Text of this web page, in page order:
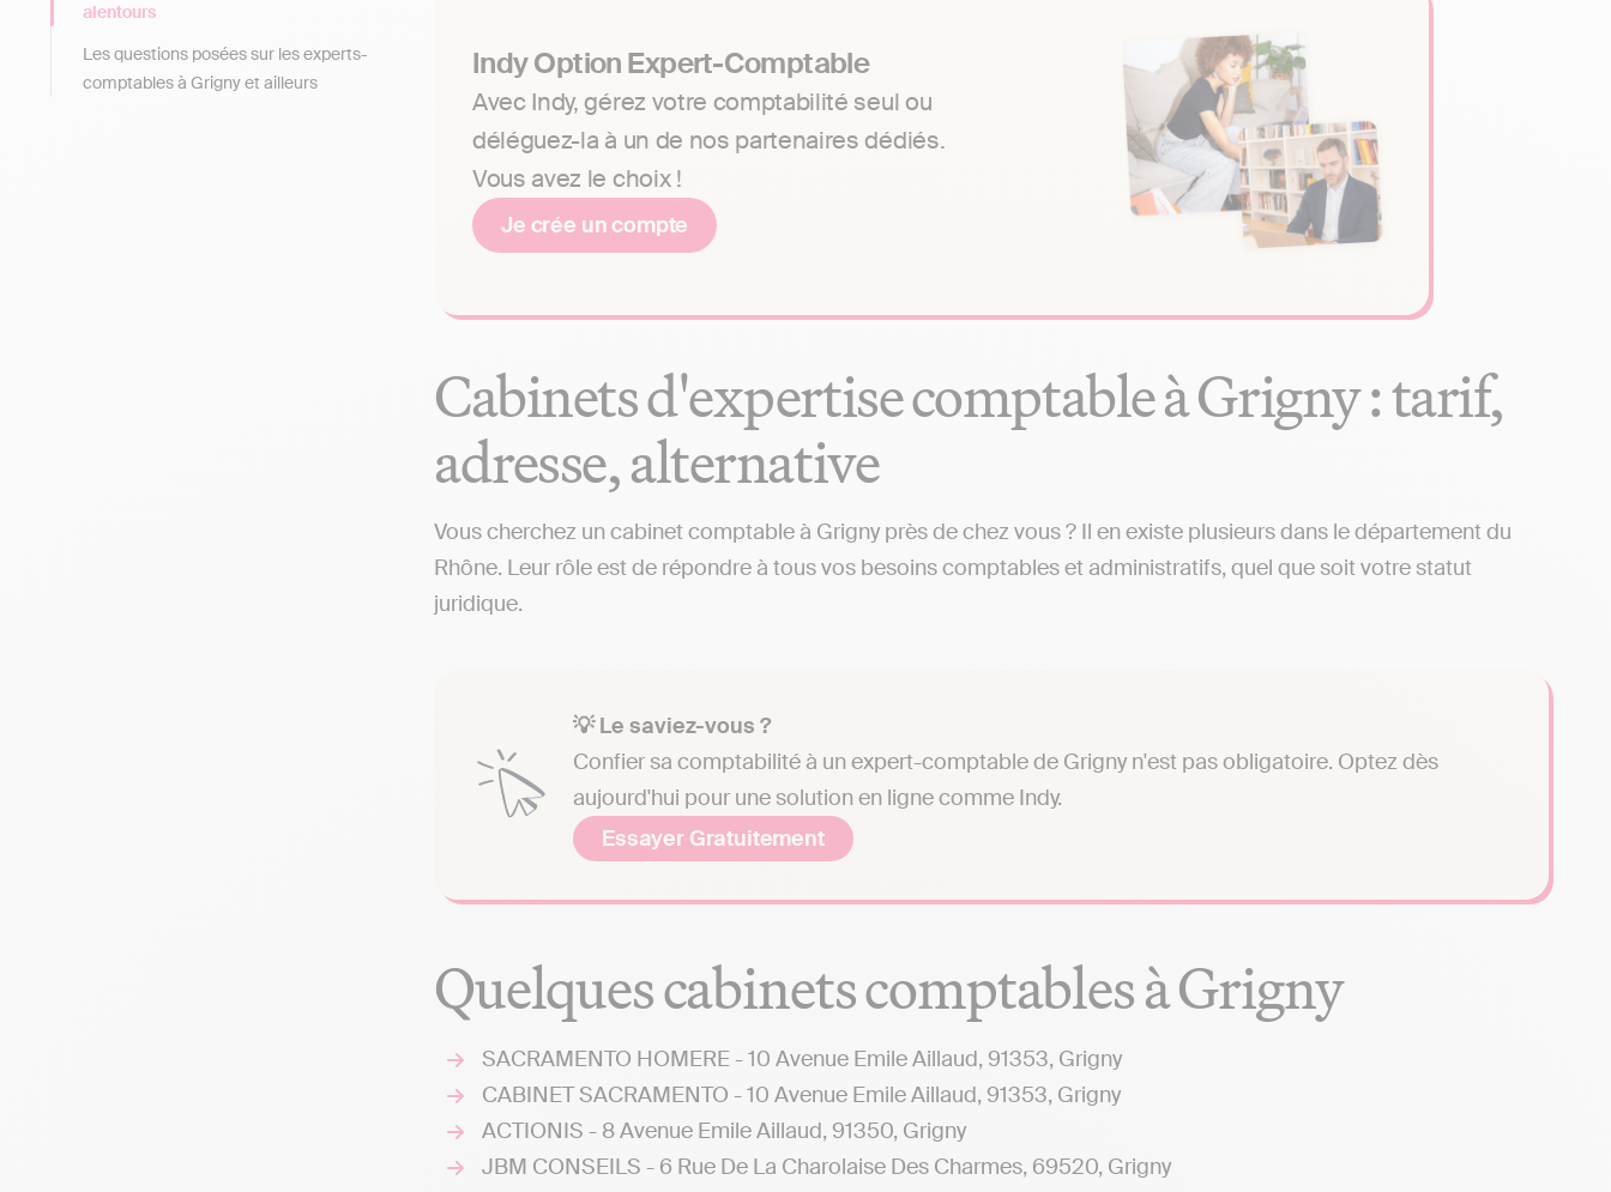
Indy Option Expert-Comptable
Avec Indy, gérez votre comptabilité seul ou
déléguez-la à un de nos partenaires dédiés.
Vous avez le choix !
Je crée un compte
Cabinets d'expertise comptable à Grigny : tarif,
adresse, alternative
Vous cherchez un cabinet comptable à Grigny près de chez vous ? Il en existe plusieurs dans le département du
Rhône. Leur rôle est de répondre à tous vos besoins comptables et administratifs, quel que soit votre statut
juridique.
💡 Le saviez-vous ?
Confier sa comptabilité à un expert-comptable de Grigny n'est pas obligatoire. Optez dès
aujourd'hui pour une solution en ligne comme Indy.
Essayer Gratuitement
Quelques cabinets comptables à Grigny
SACRAMENTO HOMERE - 10 Avenue Emile Aillaud, 91353, Grigny
CABINET SACRAMENTO - 10 Avenue Emile Aillaud, 91353, Grigny
ACTIONIS - 8 Avenue Emile Aillaud, 91350, Grigny
JBM CONSEILS - 6 Rue De La Charolaise Des Charmes, 69520, Grigny
alentours
Les questions posées sur les experts-
comptables à Grigny et ailleurs